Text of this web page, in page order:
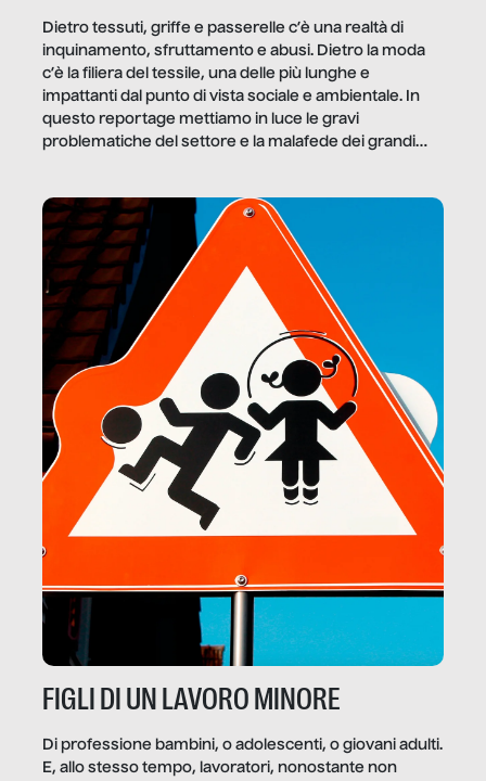
Dietro tessuti, griffe e passerelle c’è una realtà di
inquinamento, sfruttamento e abusi. Dietro la moda
c’è la filiera del tessile, una delle più lunghe e
impattanti dal punto di vista sociale e ambientale. In
questo reportage mettiamo in luce le gravi
problematiche del settore e la malafede dei grandi
FIGLI DI UN LAVORO MINORE
Di professione bambini, o adolescenti, o giovani adulti.
E, allo stesso tempo, lavoratori, nonostante non